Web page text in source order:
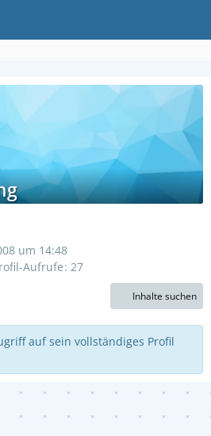
um 14:48
Aufrufe 27
Inhalte suchen
auf sein vollständiges Profil